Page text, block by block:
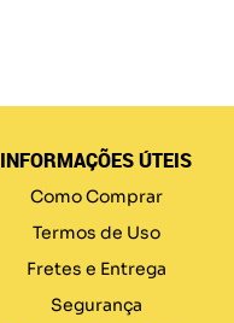
INFORMAÇÕES ÚTEIS
Como Comprar
Termos de Uso
Fretes e Entrega
Segurança